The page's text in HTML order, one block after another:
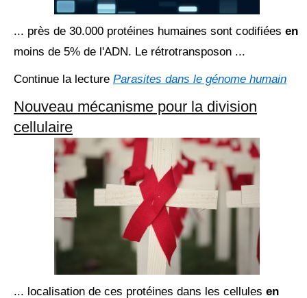
... près de 30.000 protéines humaines sont codifiées en
moins de 5% de l'ADN. Le rétrotransposon ...
Continue la lecture Parasites dans le génome humain
Nouveau mécanisme pour la division
cellulaire
... localisation de ces protéines dans les cellules en